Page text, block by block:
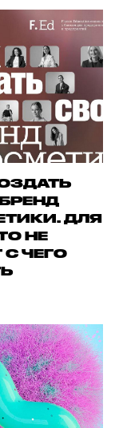
ДЛЯ
НЕ
С ЧЕГО